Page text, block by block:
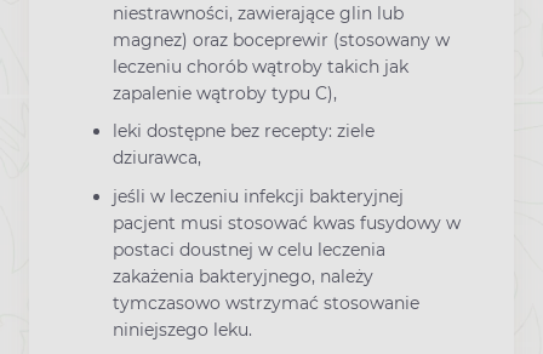
niestrawności, zawierające glin lub
magnez) oraz boceprewir (stosowany w
leczeniu chorób wątroby takich jak
zapalenie wątroby typu C),
leki dostępne bez recepty: ziele
dziurawca,
jeśli w leczeniu infekcji bakteryjnej
pacjent musi stosować kwas fusydowy w
postaci doustnej w celu leczenia
zakażenia bakteryjnego, należy
tymczasowo wstrzymać stosowanie
niniejszego leku.